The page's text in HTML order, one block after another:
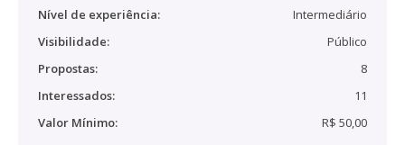
Nível de experiência:
Intermediário
Visibilidade:
Público
Propostas:
8
Interessados:
11
Valor Mínimo:
R$ 50,00